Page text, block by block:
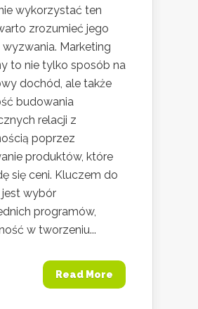
wykorzystać ten
zrozumieć jego
wyzwania. Marketing
to nie tylko sposób na
dochód, ale także
budowania
relacji z
poprzez
produktów, które
się ceni. Kluczem do
jest wybór
programów,
w tworzeniu...
Read More